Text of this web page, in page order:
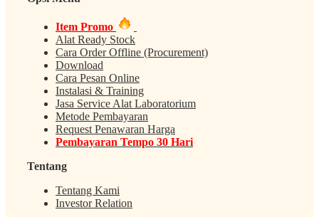
Item Promo
Alat Ready Stock
Cara Order Offline (Procurement)
Download
Cara Pesan Online
Instalasi & Training
Jasa Service Alat Laboratorium
Metode Pembayaran
Request Penawaran Harga
Pembayaran Tempo 30 Hari
Tentang
Tentang Kami
Investor Relation